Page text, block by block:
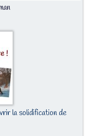
la solidification de